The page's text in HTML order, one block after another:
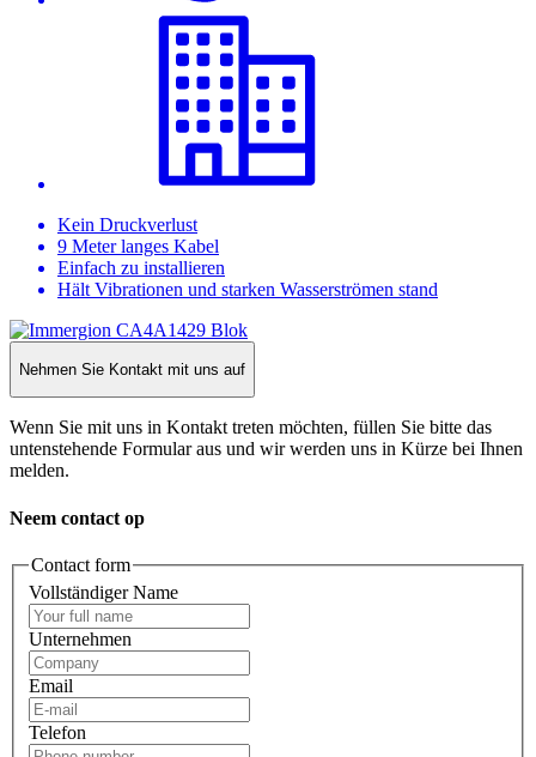
Kein Druckverlust
9 Meter langes Kabel
Einfach zu installieren
Hält Vibrationen und starken Wasserströmen stand
Nehmen Sie Kontakt mit uns auf
Wenn Sie mit uns in Kontakt treten möchten, füllen Sie bitte das
untenstehende Formular aus und wir werden uns in Kürze bei Ihnen
melden.
Neem contact op
Contact form
Vollständiger Name
Unternehmen
Email
Telefon